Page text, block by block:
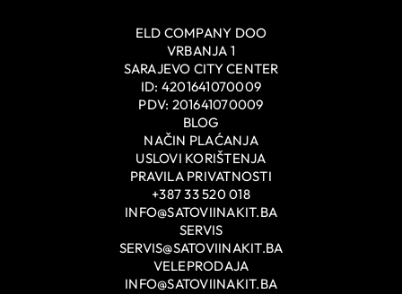
ELD COMPANY DOO
VRBANJA 1
SARAJEVO CITY CENTER
ID: 4201641070009
PDV: 201641070009
BLOG
NAČIN PLAĆANJA
USLOVI KORIŠTENJA
PRAVILA PRIVATNOSTI
+387 33 520 018
INFO@SATOVIINAKIT.BA
SERVIS
SERVIS@SATOVIINAKIT.BA
VELEPRODAJA
INFO@SATOVIINAKIT.BA